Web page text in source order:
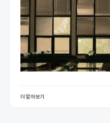
더 알아보기